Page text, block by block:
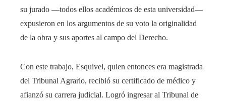
su jurado —todos ellos académicos de esta universidad—
expusieron en los argumentos de su voto la originalidad
de la obra y sus aportes al campo del Derecho.
Con este trabajo, Esquivel, quien entonces era magistrada
del Tribunal Agrario, recibió su certificado de médico y
afianzó su carrera judicial. Logró ingresar al Tribunal de